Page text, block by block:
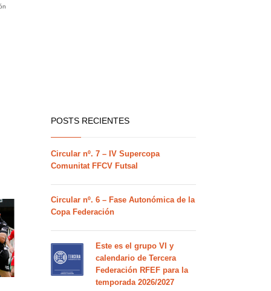
POSTS RECIENTES
Circular nº. 7 – IV Supercopa
Comunitat FFCV Futsal
Circular nº. 6 – Fase Autonómica de la
Copa Federación
Este es el grupo VI y
calendario de Tercera
Federación RFEF para la
temporada 2026/2027